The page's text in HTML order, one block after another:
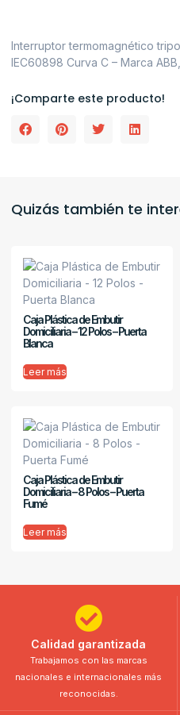
Interruptor termomagnético
IEC60898 Curva C – Marca
¡Comparte este producto!
Quizás también te
Caja Plástica de Embutir
Domiciliaria – 12 Polos – Puerta
Blanca
Leer más
Caja Plástica de Embutir
Domiciliaria – 8 Polos – Puerta
Fumé
Leer más
Calidad garantizada
Trabajamos con las marcas
nacionales e internacionales más
reconocidas.